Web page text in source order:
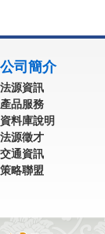
公司簡介
法源資訊
產品服務
資料庫說明
法源徵才
交通資訊
策略聯盟